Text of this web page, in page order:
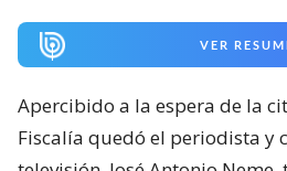
VER
Apercibido a la espera de la
Fiscalía quedó el periodista y